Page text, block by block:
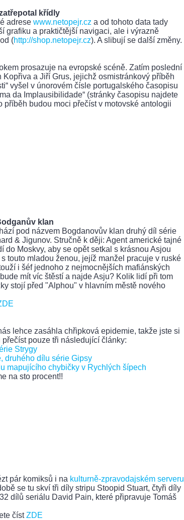
křídly
adrese www.netopejr.cz a od tohoto data tady
grafiku a praktičtější navigaci, ale i výrazně
(http://shop.netopejr.cz). A slibují se další změny.
prosazuje na evropské scéně. Zatím poslední
Kopřiva a Jiří Grus, jejichž osmistránkový příběh
vyšel v únorovém čísle portugalského časopisu
da Implausibilidade“ (stránky časopisu najdete
příběh budou moci přečíst v motovské antologii
klan
pod názvem Bogdanovův klan druhý díl série
& Jigunov. Stručně k ději: Agent americké tajné
do Moskvy, aby se opět setkal s krásnou Asjou
touto mladou ženou, jejíž manžel pracuje v ruské
i šéf jednoho z nejmocnějších mafiánských
mít víc štěstí a najde Asju? Kolik lidí při tom
stojí před "Alphou" v hlavním městě nového
lehce zasáhla chřipková epidemie, takže jste si
pouze tři následující články:
Strygy
druhého dílu série Gipsy
mapujícího chybičky v Rychlých šípech
na sto procent!!
pár komiksů i na kulturně-zpravodajském serveru
se tu skví tři díly stripu Stoopid Stuart, čtyři díly
dílů seriálu David Pain, které připravuje Tomáš
čístZDE